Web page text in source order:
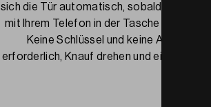
sich die Tür automatisch, sobald Sie sich
mit Ihrem Telefon in der Tasche nähern.
Keine Schlüssel und keine App
erforderlich, Knauf drehen und eintreten.